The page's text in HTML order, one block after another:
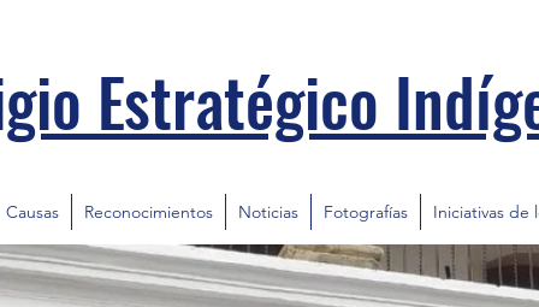
Estratégico
Causas Reconocimientos Noticias Fotografías Iniciativas de